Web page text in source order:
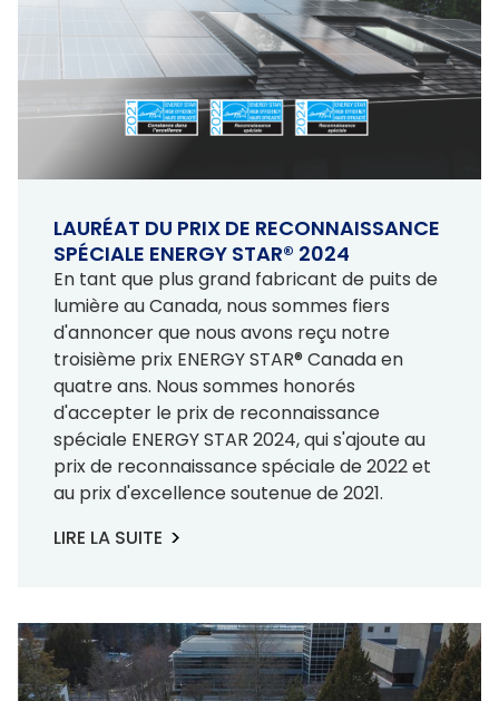
LAURÉAT DU PRIX DE RECONNAISSANCE
SPÉCIALE ENERGY STAR® 2024
En tant que plus grand fabricant de puits de
lumière au Canada, nous sommes fiers
d'annoncer que nous avons reçu notre
troisième prix ENERGY STAR® Canada en
quatre ans. Nous sommes honorés
d'accepter le prix de reconnaissance
spéciale ENERGY STAR 2024, qui s'ajoute au
prix de reconnaissance spéciale de 2022 et
au prix d'excellence soutenue de 2021.
LIRE LA SUITE